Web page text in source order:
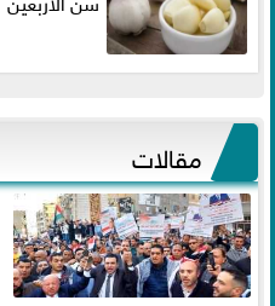
مقالات